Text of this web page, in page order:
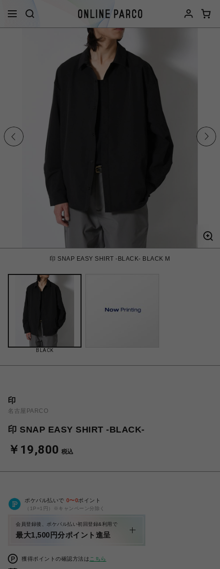
印 SNAP EASY SHIRT -BLACK- BLACK M
BLACK
印
名古屋PARCO
印 SNAP EASY SHIRT -BLACK-
￥19,800 税込
ポケパル払いで 0〜0ポイント
（1P=1円）※キャンペーン分除く
会員登録後、ポケパル払い初回登録&利用で
最大1,500円分ポイント進呈
獲得ポイントの確認方法は こちら